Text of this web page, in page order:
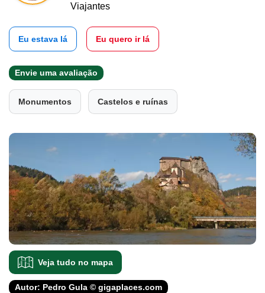
Viajantes
Eu estava lá Eu quero ir lá
Envie uma avaliação
Monumentos Castelos e ruínas
Veja tudo no mapa
Autor: Pedro Gula © gigaplaces.com